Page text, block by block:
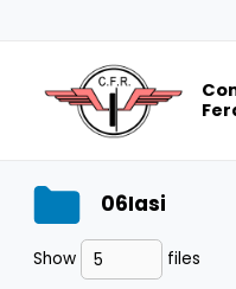
06Iasi
Show files